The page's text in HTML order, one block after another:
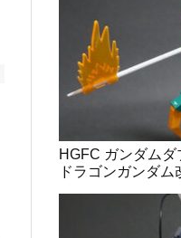
HGFC ガンダム
ドラゴンガンダム